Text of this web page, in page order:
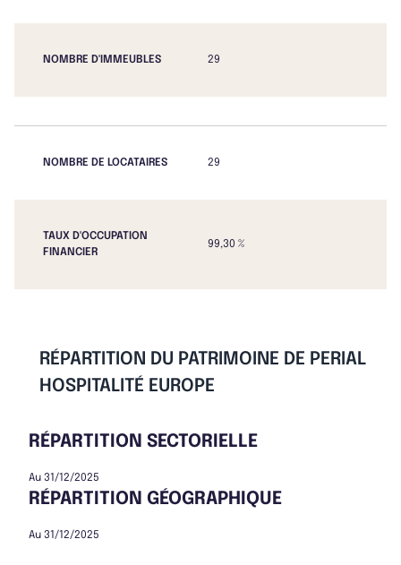
NOMBRE D'IMMEUBLES 29
NOMBRE DE LOCATAIRES 29
TAUX D'OCCUPATION
FINANCIER
99,30 %
RÉPARTITION DU PATRIMOINE DE PERIAL
HOSPITALITÉ EUROPE
RÉPARTITION SECTORIELLE
Au 31/12/2025
RÉPARTITION GÉOGRAPHIQUE
Au 31/12/2025